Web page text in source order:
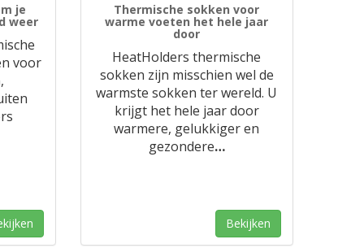
je
weer
voor
Thermische sokken voor
warme voeten het hele jaar
door
HeatHolders thermische
sokken zijn misschien wel de
warmste sokken ter wereld. U
krijgt het hele jaar door
warmere, gelukkiger en
gezondere…
Bekijken